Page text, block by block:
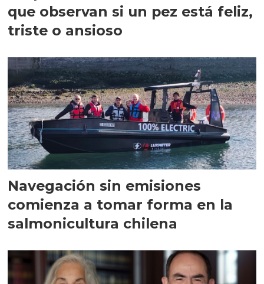
que observan si un pez está feliz,
triste o ansioso
Navegación sin emisiones
comienza a tomar forma en la
salmonicultura chilena